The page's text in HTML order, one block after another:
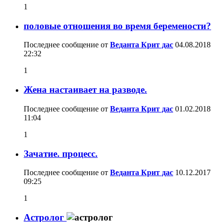
1
половые отношения во время беремености?
Последнее сообщение от Веданта Крит дас 04.08.2018
22:32
1
Жена настаивает на разводе.
Последнее сообщение от Веданта Крит дас 01.02.2018
11:04
1
Зачатие. процесс.
Последнее сообщение от Веданта Крит дас 10.12.2017
09:25
1
Астролог